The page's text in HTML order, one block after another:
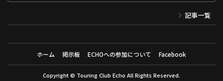
記事一覧
ホーム 掲示板 ECHOへの参加について Facebook
Copyright © Touring Club Echo All Rights Reserved.